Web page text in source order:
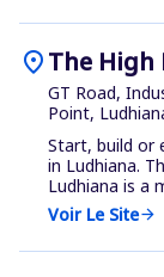
location_onThe High
GT Road,
Point,
Start, build or
in Ludhiana.
Ludhiana is a
Voir Le Sitearrow_forward